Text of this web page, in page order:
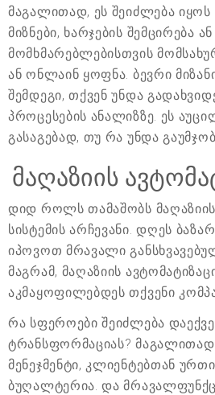
მაგალითად, ეს შეიძლება იყოს
მიზნები, ხარჯების შემცირება ან
მომხმარებლებისთვის
ან ონლაინ ყოფნა. ბევრი
შემდეგი, თქვენ უნდა
პროცესების ანალიზზე. ეს
გასაგებად, თუ რა უნდა
მაღაზიის
დიდ როლს თამაშობს მაღაზიის
სისტემის არჩევანი. დღეს
იპოვოთ მრავალი
მაგრამ, მაღაზიის
აკმაყოფილებდეს თქვენი
რა სფეროები შეიძლება
ტრანსფორმაციას? მაგალითად:
მენეჯმენტი, კლიენტებთან
ბუღალტერია. და